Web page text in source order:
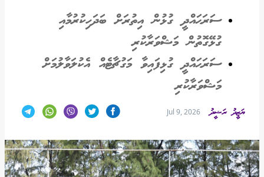
ސަރަޙައްދީ ގުޅުން އިތުރަށް ބަދަހިކުރުމާއި
ގުޅޭގޮތުން މަޝްވަރާކުރި
ސަރަޙައްދީ ގުޅިފައިވާ މަގުޗާޓެއް އެކުލަވާލުމަށް
މަޝްވަރާކުރި
ޔަޒީދު ރަޝީދު Jul 9, 2026